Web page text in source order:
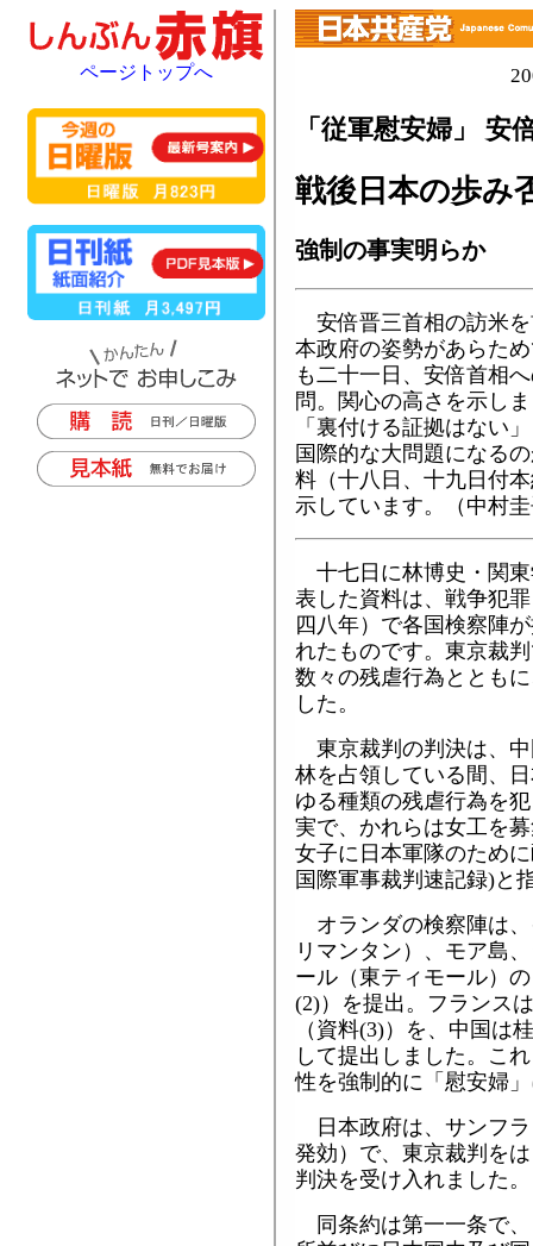
「従軍慰安婦」 安
戦後日本の歩み
強制の事実明らか
安倍晋三首相の訪米
本政府の姿勢があらた
も二十一日、安倍首相
問。関心の高さを示し
「裏付ける証拠はない
国際的な大問題になる
料（十八日、十九日付
示しています。（中村
十七日に林博史・関
表した資料は、戦争犯
四八年）で各国検察陣
れたものです。東京裁
数々の残虐行為ととも
した。
東京裁判の判決は、
林を占領している間、
ゆる種類の残虐行為を
実で、かれらは女工を
女子に日本軍隊のため
国際軍事裁判速記録)と
オランダの検察陣は
リマンタン）、モア島
ール（東ティモール）
(2)）を提出。フランス
（資料(3)）を、中国は
して提出しました。こ
性を強制的に「慰安婦
日本政府は、サンフ
発効）で、東京裁判を
判決を受け入れました。
同条約は第一一条で
ページトップへ